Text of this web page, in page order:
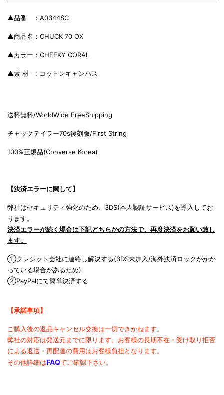
▲品番 ：A03448C
▲商品名：CHUCK 70 OX
▲カラー：CHEEKY CORAL
▲素 材 ：コットンキャンバス
送料無料/WorldWide FreeShipping
チャックテイラー70s復刻版/First String
100%正規品(Converse Korea)
【決済エラーに関して】
弊社はセキュリティ強化のため、3DS(本人認証サービス)を導入してお
ります。
決済エラーが続く場合は下記どちらかの方法で、再度決済をお願い致し
ます。
①クレジット会社に連絡し解決する(3DS未加入/海外決済ロックがかか
っている場合があるため)
②PayPalにて簡単決済する
【承諾事項】
ご購入後の返品キャンセル交換は一切できかねます。
弊社の対応は発送元までに限ります。 お客様の長期不在・受け取り拒否
による返送・再配達の費用はお客様負担となります。
その他詳細はFAQでご確認下さい。